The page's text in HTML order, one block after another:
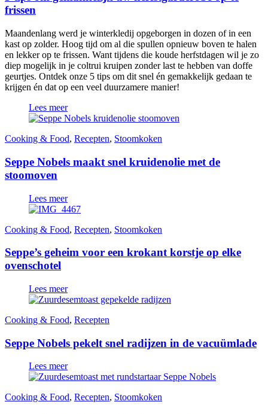
frissen
Maandenlang werd je winterkledij opgeborgen in dozen of in een
kast op zolder. Hoog tijd om al die spullen opnieuw boven te halen
en lekker op te frissen. Want tijdens die koude herfstdagen wil je zo
diep mogelijk in je coltrui kruipen zonder last te hebben van doffe
geurtjes. Ontdek onze 5 tips om dit snel én gemakkelijk gedaan te
krijgen én dat op een veel duurzamere manier!
Lees meer
Cooking & Food, Recepten, Stoomkoken
Seppe Nobels maakt snel kruidenolie met de
stoomoven
Lees meer
Cooking & Food, Recepten, Stoomkoken
Seppe’s geheim voor een krokant korstje op elke
ovenschotel
Lees meer
Cooking & Food, Recepten
Seppe Nobels pekelt snel radijzen in de vacuümlade
Lees meer
Cooking & Food, Recepten, Stoomkoken